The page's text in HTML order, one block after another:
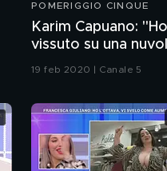
POMERIGGIO CINQUE
Karim Capuano: "Ho
vissuto su una
19 feb 2020 | Canale 5